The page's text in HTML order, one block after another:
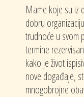
Mame koje su iz
dobru
trudnoće u svom
termine
kako je život
nove događaje,
mnogobrojne